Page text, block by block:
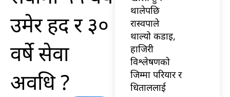
उमेर हद र ३०
वर्षे सेवा
अवधि ?
थालेपछि
रास्वपाले
थाल्यो कडाइ,
हाजिरी
विश्लेषणको
जिम्मा परियार र
धिताललाई